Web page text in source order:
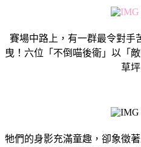
賽場中路上，有一群最令對手
曳！六位「不倒喵後衛」以「
草坪
牠們的身影充滿童趣，卻象徵